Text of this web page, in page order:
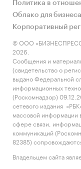
Политика в
Облако для бизнеса
Корпоративный
© ООО
2026.
Сообщения и
(свидетельство о
выдано Федеральной
информационных
(Роскомнадзор)
сетевого издания
массовой информации
сфере связи,
коммуникаций
82385)
Владельцем сайта